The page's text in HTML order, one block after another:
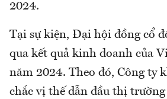
2024.
Tại sự kiện, Đại hội đồng cổ
qua kết quả kinh doanh của
năm 2024. Theo đó, Công ty
chắc vị thế dẫn đầu thị trường